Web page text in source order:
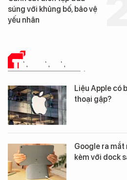
cao su tự nhiên” từ một
loài cỏ dại mọc trên đất
TIN CÔNG NGHỆ
Liệu Apple có
thoại gập?
Google ra mắt
kèm với dock